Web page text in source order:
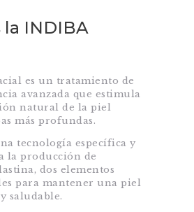
la INDIBA
es un tratamiento de
avanzada que estimula
natural de la piel
más profundas.
tecnología específica y
la producción de
dos elementos
para mantener una piel
saludable.